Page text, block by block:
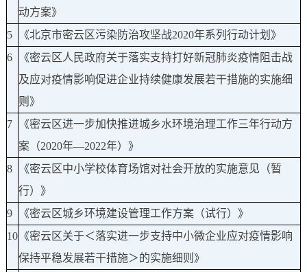
动方案》
5
《北京市密云区污染防治攻坚战2020年系列行动计划》
6
《密云区人民政府关于落实支持打好新冠肺炎疫情阻击战
及应对疫情影响促进企业持续健康发展若干措施的实施细
则》
7
《密云区进一步加快推进城乡水环境治理工作三年行动方
案（2020年—2022年）》
8
《密云区中小学校体育场馆对社会开放的实施意见（暂
行）》
9
《密云区城乡环境建设管理工作方案（试行）》
10 《密云区关于＜落实进一步支持中小微企业应对疫情影响
保持平稳发展若干措施＞的实施细则》